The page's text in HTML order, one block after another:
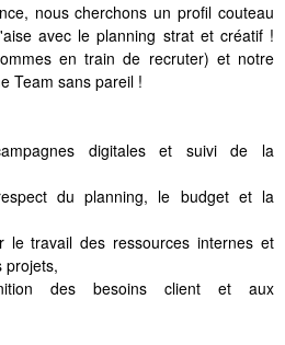
nous cherchons un profil couteau
avec le planning strat et créatif !
en train de recruter) et notre
Team sans pareil !
digitales et suivi de la
du planning, le budget et la
le travail des ressources internes et
projets,
des besoins client et aux